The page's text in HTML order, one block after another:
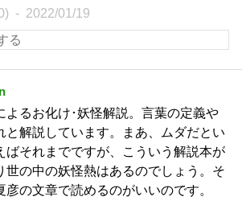
2022/01/19
よるお化け･妖怪解説。言葉の定義や
と解説しています。まあ、ムダだとい
ばそれまでですが、こういう解説本が
世の中の妖怪熱はあるのでしょう。そ
彦の文章で読めるのがいいのです。